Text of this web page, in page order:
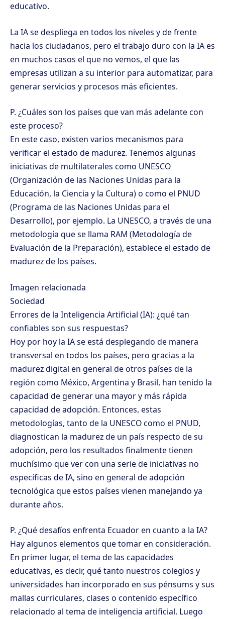
educativo.
La IA se despliega en todos los niveles y de frente
hacia los ciudadanos, pero el trabajo duro con la IA es
en muchos casos el que no vemos, el que las
empresas utilizan a su interior para automatizar, para
generar servicios y procesos más eficientes.
P. ¿Cuáles son los países que van más adelante con
este proceso?
En este caso, existen varios mecanismos para
verificar el estado de madurez. Tenemos algunas
iniciativas de multilaterales como UNESCO
(Organización de las Naciones Unidas para la
Educación, la Ciencia y la Cultura) o como el PNUD
(Programa de las Naciones Unidas para el
Desarrollo), por ejemplo. La UNESCO, a través de una
metodología que se llama RAM (Metodología de
Evaluación de la Preparación), establece el estado de
madurez de los países.
Imagen relacionada
Sociedad
Errores de la Inteligencia Artificial (IA): ¿qué tan
confiables son sus respuestas?
Hoy por hoy la IA se está desplegando de manera
transversal en todos los países, pero gracias a la
madurez digital en general de otros países de la
región como México, Argentina y Brasil, han tenido la
capacidad de generar una mayor y más rápida
capacidad de adopción. Entonces, estas
metodologías, tanto de la UNESCO como el PNUD,
diagnostican la madurez de un país respecto de su
adopción, pero los resultados finalmente tienen
muchísimo que ver con una serie de iniciativas no
específicas de IA, sino en general de adopción
tecnológica que estos países vienen manejando ya
durante años.
P. ¿Qué desafíos enfrenta Ecuador en cuanto a la IA?
Hay algunos elementos que tomar en consideración.
En primer lugar, el tema de las capacidades
educativas, es decir, qué tanto nuestros colegios y
universidades han incorporado en sus pénsums y sus
mallas curriculares, clases o contenido específico
relacionado al tema de inteligencia artificial. Luego